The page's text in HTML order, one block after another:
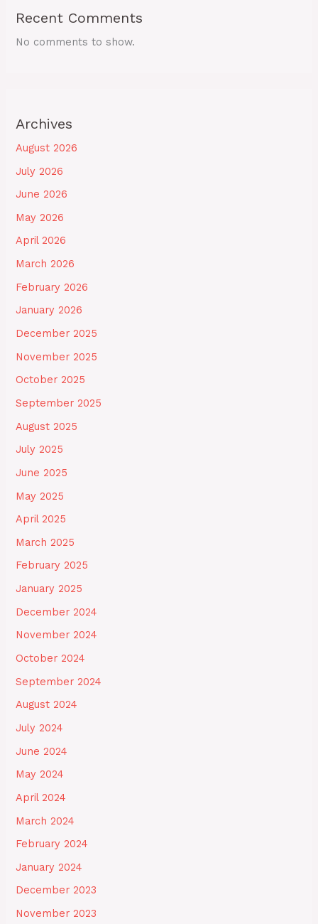
Recent Comments
No comments to show.
Archives
August 2026
July 2026
June 2026
May 2026
April 2026
March 2026
February 2026
January 2026
December 2025
November 2025
October 2025
September 2025
August 2025
July 2025
June 2025
May 2025
April 2025
March 2025
February 2025
January 2025
December 2024
November 2024
October 2024
September 2024
August 2024
July 2024
June 2024
May 2024
April 2024
March 2024
February 2024
January 2024
December 2023
November 2023